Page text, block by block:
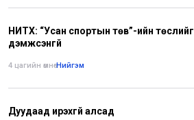
НИТХ: “Усан спортын төв”-ийн төслийг
дэмжсэнгүй
4 цагийн өмнө•Нийгэм
Дуудаад ирэхгүй алсад